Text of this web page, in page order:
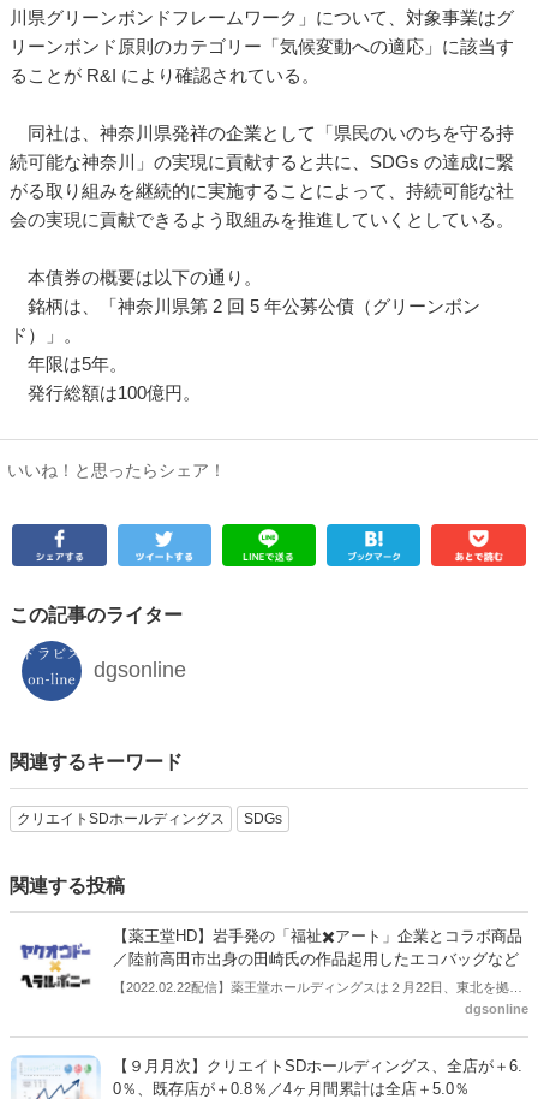
川県グリーンボンドフレームワーク」について、対象事業はグ
リーンボンド原則のカテゴリー「気候変動への適応」に該当す
ることが R&I により確認されている。
同社は、神奈川県発祥の企業として「県民のいのちを守る持
続可能な神奈川」の実現に貢献すると共に、SDGs の達成に繋
がる取り組みを継続的に実施することによって、持続可能な社
会の実現に貢献できるよう取組みを推進していくとしている。
本債券の概要は以下の通り。
銘柄は、「神奈川県第 2 回 5 年公募公債（グリーンボン
ド）」。
年限は5年。
発行総額は100億円。
いいね！と思ったらシェア！
この記事のライター
dgsonline
関連するキーワード
クリエイトSDホールディングス SDGs
関連する投稿
【薬王堂HD】岩手発の「福祉✖️アート」企業とコラボ商品
／陸前高田市出身の田崎氏の作品起用したエコバッグなど
【2022.02.22配信】薬王堂ホールディングスは２月22日、東北を拠点
とし「福祉✖️アート」の事業に取り組むベンチャー企業のヘラルボニ
の作家・田崎飛鳥氏の作品を起用したエコバッグなどを薬王堂で販売
する。薬王堂は「社会課題を事業機会へ」をミッションとしたSDGs
dgsonline
【９月月次】クリエイトSDホールディングス、全店が＋6.
0％、既存店が＋0.8％／4ヶ月間累計は全店＋5.0％